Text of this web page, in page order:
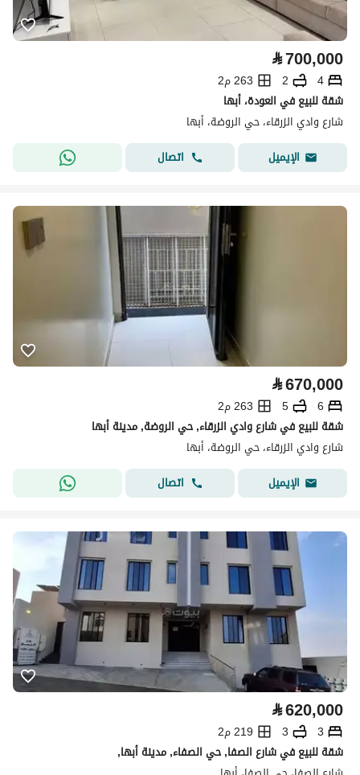
⃁700,000
4
2
263 م2
شقة للبيع في العودة، أبها
شارع وادي الزرقاء، حي الروضة، أبها
الإيميل
اتصال
⃁670,000
6
5
263 م2
شقة للبيع في شارع وادي الزرقاء, حي الروضة, مدينة أبها
شارع وادي الزرقاء، حي الروضة، أبها
الإيميل
اتصال
⃁620,000
3
3
219 م2
شقة للبيع في شارع الصفا, حي الصفاء, مدينة أبها,